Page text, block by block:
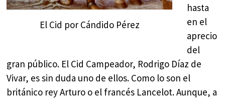
El Cid por Cándido Pérez
hasta
en el
aprecio
del
gran público. El Cid Campeador, Rodrigo Díaz de
Vivar, es sin duda uno de ellos. Como lo son el
británico rey Arturo o el francés Lancelot. Aunque, a